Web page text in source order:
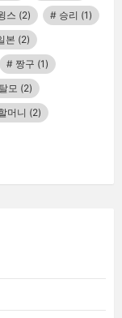
스 (2) 승리 (1)
본 (2)
짱구 (1)
탈모 (2)
머니 (2)